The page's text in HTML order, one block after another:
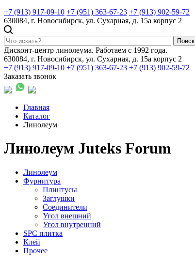
+7 (913) 917-09-10 +7 (951) 363-67-23 +7 (913) 902-59-72
630084, г. Новосибирск, ул. Сухарная, д. 15а корпус 2
Поиск
Дисконт-центр линолеума. Работаем с 1992 года.
630084, г. Новосибирск, ул. Сухарная, д. 15а корпус 2
+7 (913) 917-09-10 +7 (951) 363-67-23 +7 (913) 902-59-72
Заказать звонок
Главная
Каталог
Линолеум
Линолеум Juteks Forum
Линолеум
Фурнитура
Плинтусы
Заглушки
Соединители
Угол внешний
Угол внутренний
SPC плитка
Клей
Прочее